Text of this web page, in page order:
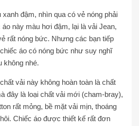
đậm, nhìn qua có vẻ nóng phải
này màu hơi đậm, lại là vải Jean,
rất nóng bức. Nhưng các bạn tiếp
áo có nóng bức như suy nghĩ
không nhé.
vải này không hoàn toàn là chất
đây là loại chất vải mới (cham-bray),
rất mỏng, bề mặt vải mịn, thoáng
Chiếc áo được thiết kế rất đơn